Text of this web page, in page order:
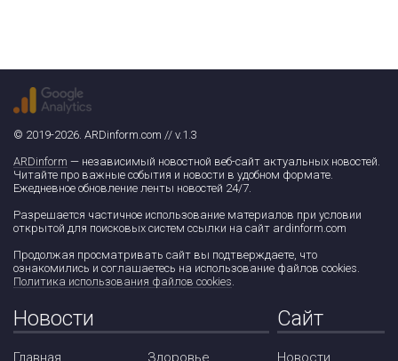
© 2019-2026. ARDinform.com // v.1.3
ARDinform — независимый новостной веб-сайт актуальных новостей.
Читайте про важные события и новости в удобном формате.
Ежедневное обновление ленты новостей 24/7.
Разрешается частичное использование материалов при условии
открытой для поисковых систем ссылки на сайт ardinform.com
Продолжая просматривать сайт вы подтверждаете, что
ознакомились и соглашаетесь на использование файлов cookies.
Политика использования файлов cookies.
Новости
Главная Здоровье
Сайт
Новости